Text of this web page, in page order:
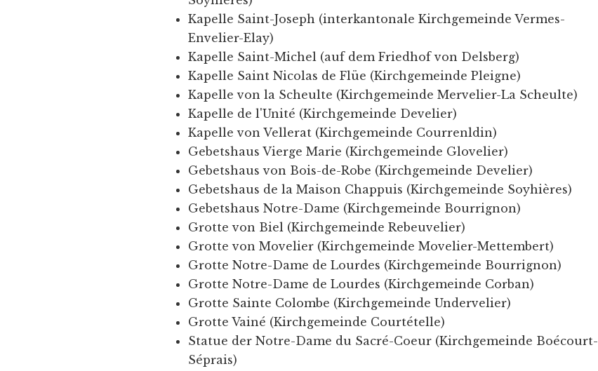
Kapelle Saint-Joseph (interkantonale Kirchgemeinde Vermes-
Envelier-Elay)
Kapelle Saint-Michel (auf dem Friedhof von Delsberg)
Kapelle Saint Nicolas de Flüe (Kirchgemeinde Pleigne)
Kapelle von la Scheulte (Kirchgemeinde Mervelier-La Scheulte)
Kapelle de l'Unité (Kirchgemeinde Develier)
Kapelle von Vellerat (Kirchgemeinde Courrenldin)
Gebetshaus Vierge Marie (Kirchgemeinde Glovelier)
Gebetshaus von Bois-de-Robe (Kirchgemeinde Develier)
Gebetshaus de la Maison Chappuis (Kirchgemeinde Soyhières)
Gebetshaus Notre-Dame (Kirchgemeinde Bourrignon)
Grotte von Biel (Kirchgemeinde Rebeuvelier)
Grotte von Movelier (Kirchgemeinde Movelier-Mettembert)
Grotte Notre-Dame de Lourdes (Kirchgemeinde Bourrignon)
Grotte Notre-Dame de Lourdes (Kirchgemeinde Corban)
Grotte Sainte Colombe (Kirchgemeinde Undervelier)
Grotte Vainé (Kirchgemeinde Courtételle)
Statue der Notre-Dame du Sacré-Coeur (Kirchgemeinde Boécourt-
Séprais)